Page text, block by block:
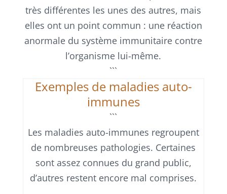
très différentes les unes des autres, mais
elles ont un point commun : une réaction
anormale du système immunitaire contre
l’organisme lui-même.
```
Exemples de maladies auto-
immunes
```
Les maladies auto-immunes regroupent
de nombreuses pathologies. Certaines
sont assez connues du grand public,
d’autres restent encore mal comprises.